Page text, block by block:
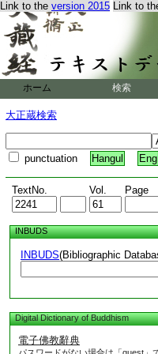
Link to the version 2015 Link to
ホーム 検索
大正蔵検索
punctuation Hangul Eng
TextNo. Vol. Page
INBUDS
INBUDS(Bibliographic
Digital Dictionary of Buddhism
電子佛教辭典